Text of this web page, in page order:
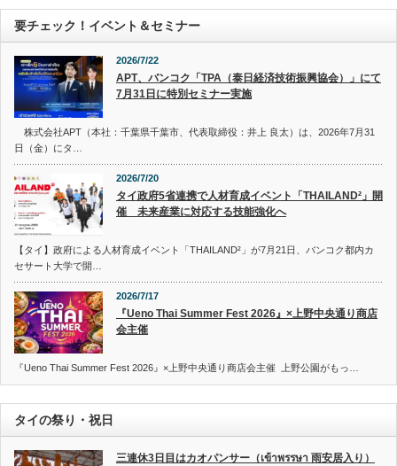
要チェック！イベント＆セミナー
2026/7/22
APT、バンコク「TPA（泰日経済技術振興協会）」にて
7月31日に特別セミナー実施
株式会社APT（本社：千葉県千葉市、代表取締役：井上 良太）は、2026年7月31
日（金）にタ…
2026/7/20
タイ政府5省連携で人材育成イベント「THAILAND²」開
催 未来産業に対応する技能強化へ
【タイ】政府による人材育成イベント「THAILAND²」が7月21日、バンコク都内カ
セサート大学で開…
2026/7/17
『Ueno Thai Summer Fest 2026』×上野中央通り商店
会主催
『Ueno Thai Summer Fest 2026』×上野中央通り商店会主催 上野公園がもっ…
タイの祭り・祝日
三連休3日目はカオパンサー（เข้าพรรษา 雨安居入り）